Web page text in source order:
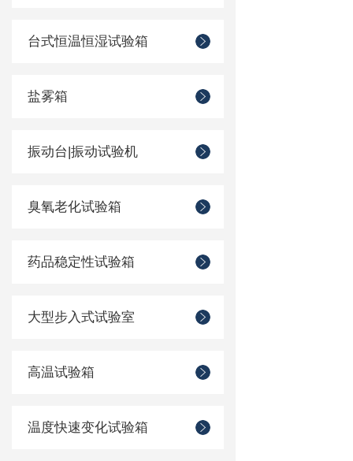
台式恒温恒湿试验箱
盐雾箱
振动台|振动试验机
臭氧老化试验箱
药品稳定性试验箱
大型步入式试验室
高温试验箱
温度快速变化试验箱